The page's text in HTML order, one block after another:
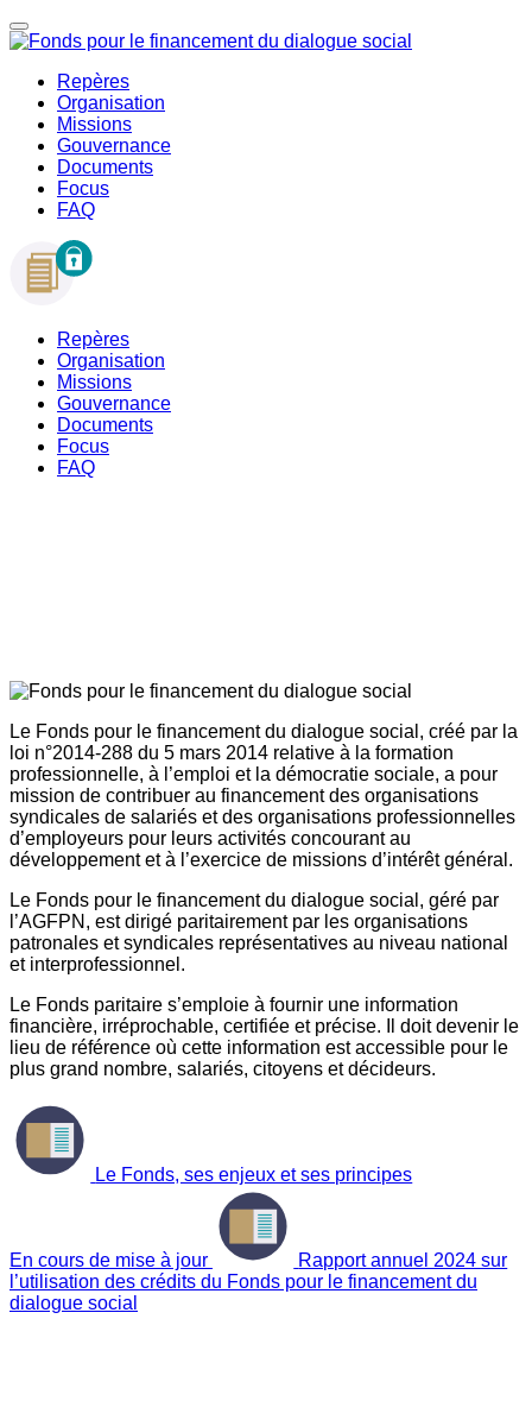
Repères
Organisation
Missions
Gouvernance
Documents
Focus
FAQ
Repères
Organisation
Missions
Gouvernance
Documents
Focus
FAQ
Le Fonds pour le financement du dialogue social, créé par la
loi n°2014-288 du 5 mars 2014 relative à la formation
professionnelle, à l’emploi et la démocratie sociale, a pour
mission de contribuer au financement des organisations
syndicales de salariés et des organisations professionnelles
d’employeurs pour leurs activités concourant au
développement et à l’exercice de missions d’intérêt général.
Le Fonds pour le financement du dialogue social, géré par
l’AGFPN, est dirigé paritairement par les organisations
patronales et syndicales représentatives au niveau national
et interprofessionnel.
Le Fonds paritaire s’emploie à fournir une information
financière, irréprochable, certifiée et précise. Il doit devenir le
lieu de référence où cette information est accessible pour le
plus grand nombre, salariés, citoyens et décideurs.
Le Fonds, ses enjeux et ses principes
En cours de mise à jour
Rapport annuel 2024 sur
l’utilisation des crédits du Fonds pour le financement du
dialogue social